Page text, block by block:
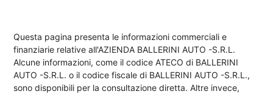
Questa pagina presenta le informazioni commerciali e
finanziarie relative all'AZIENDA BALLERINI AUTO -S.R.L.
Alcune informazioni, come il codice ATECO di BALLERINI
AUTO -S.R.L. o il codice fiscale di BALLERINI AUTO -S.R.L.,
sono disponibili per la consultazione diretta. Altre invece,